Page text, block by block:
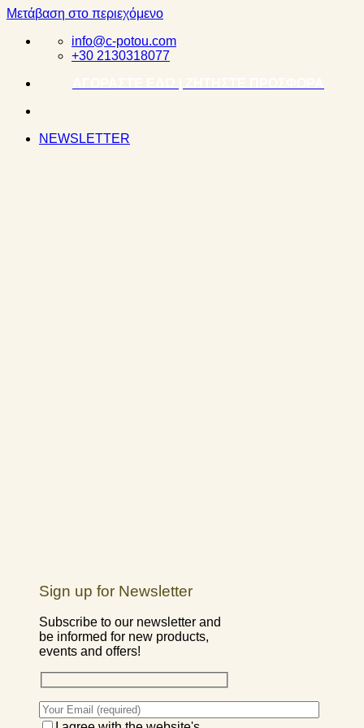
Μετάβαση στο περιεχόμενο
info@c-potou.com
+30 2130318077
NEWSLETTER
Sign up for Newsletter
Subscribe to our newsletter and
be informed for new products,
events and offers!